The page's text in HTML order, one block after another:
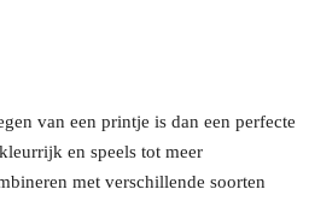
van een printje is dan een perfecte
en speels tot meer
met verschillende soorten